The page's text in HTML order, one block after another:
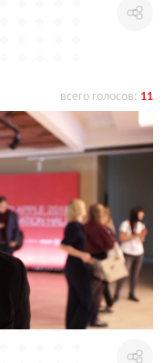
всего голосов: 11